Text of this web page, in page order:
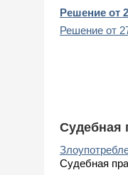
Решение от
Решение от
Судебная
Судебная